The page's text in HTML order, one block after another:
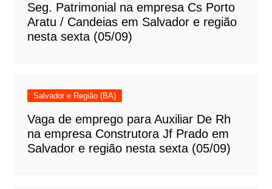
Seg. Patrimonial na empresa Cs Porto
Aratu / Candeias em Salvador e região
nesta sexta (05/09)
Salvador e Região (BA)
Vaga de emprego para Auxiliar De Rh
na empresa Construtora Jf Prado em
Salvador e região nesta sexta (05/09)